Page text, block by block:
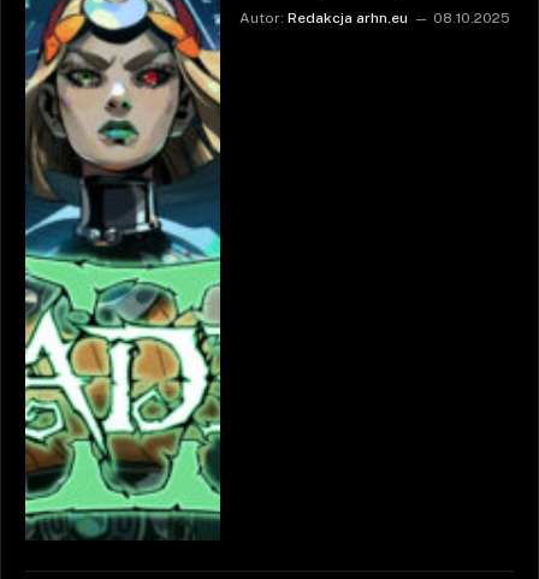
Autor: Redakcja arhn.eu 08.10.2025